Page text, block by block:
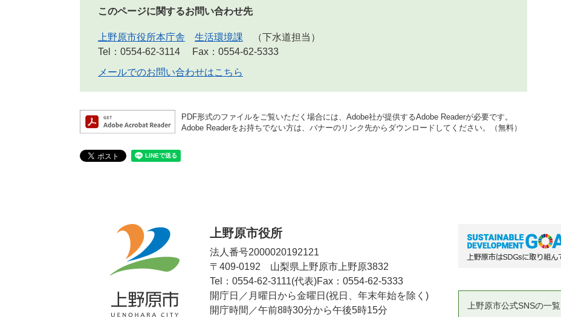
このページに関するお問い合わせ先
上野原市役所本庁舎 生活環境課
下水道担当
Tel：0554-62-3114
Fax：0554-62-5333
メールでのお問い合わせはこちら
PDF形式のファイルをご覧いただく場合には、Adobe社が提供するAdobe Readerが必要です。
Adobe Readerをお持ちでない方は、バナーのリンク先からダウンロードしてください。（無料）
上野原市役所
法人番号2000020192121
〒409-0192 山梨県上野原市上野原3832
Tel：0554-62-3111(代表)Fax：0554-62-5333
開庁日／月曜日から金曜日(祝日、年末年始を除く)
開庁時間／午前8時30分から午後5時15分
上野原市公式SNSの一覧